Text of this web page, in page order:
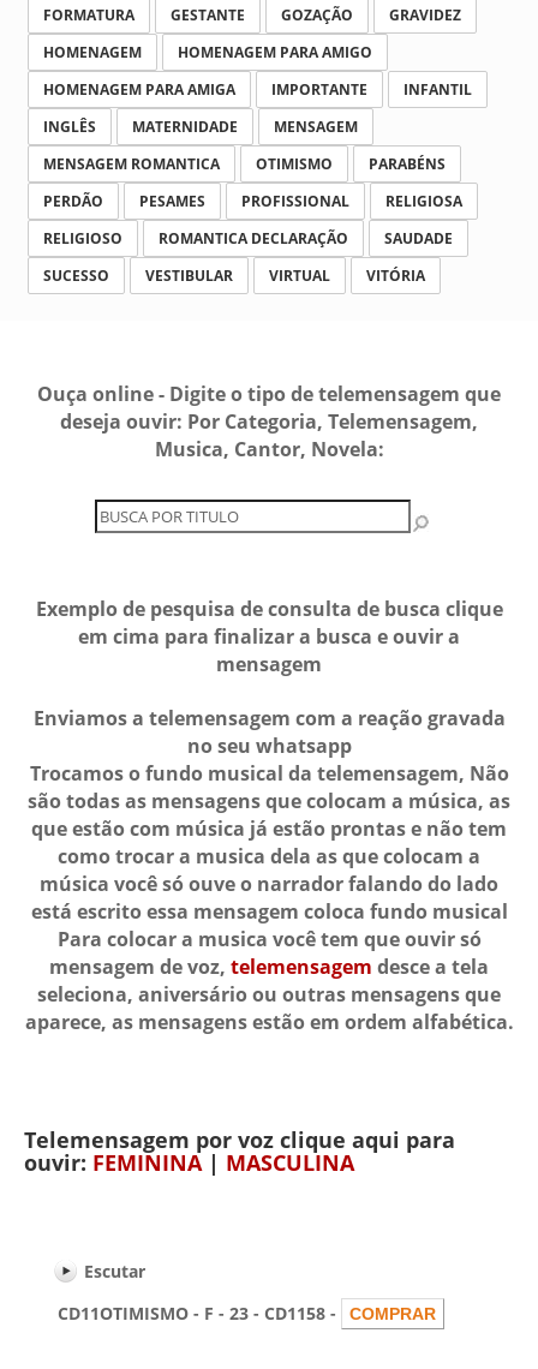
FORMATURA
GESTANTE GOZAÇÃO
GRAVIDEZ
HOMENAGEM
HOMENAGEM PARA AMIGO
HOMENAGEM PARA AMIGA
IMPORTANTE
INFANTIL
INGLÊS
MATERNIDADE
MENSAGEM
MENSAGEM ROMANTICA
OTIMISMO
PARABÉNS
PERDÃO
PESAMES PROFISSIONAL
RELIGIOSA
RELIGIOSO
ROMANTICA DECLARAÇÃO
SAUDADE
SUCESSO
VESTIBULAR VIRTUAL VITÓRIA
Ouça online - Digite o tipo de telemensagem que
deseja ouvir: Por Categoria, Telemensagem,
Musica, Cantor, Novela:
Exemplo de pesquisa de consulta de busca clique
em cima para finalizar a busca e ouvir a
mensagem
Enviamos a telemensagem com a reação gravada
no seu whatsapp
Trocamos o fundo musical da telemensagem, Não
são todas as mensagens que colocam a música, as
que estão com música já estão prontas e não tem
como trocar a musica dela as que colocam a
música você só ouve o narrador falando do lado
está escrito essa mensagem coloca fundo musical
Para colocar a musica você tem que ouvir só
mensagem de voz, telemensagem desce a tela
seleciona, aniversário ou outras mensagens que
aparece, as mensagens estão em ordem alfabética.
Telemensagem por voz clique aqui para
ouvir: FEMININA| MASCULINA
Escutar
CD11OTIMISMO - F - 23 - CD1158 -